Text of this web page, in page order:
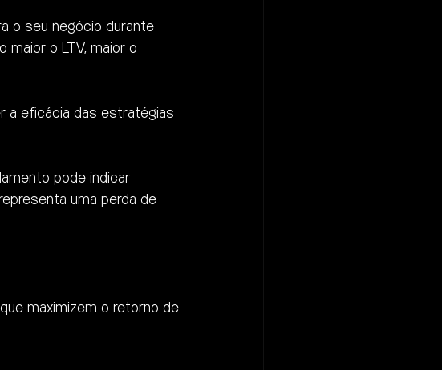
o seu negócio durante
maior o LTV, maior o
a eficácia das estratégias
pode indicar
uma perda de
maximizem o retorno de